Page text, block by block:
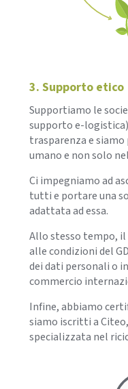
3. Supporto etico
Supportiamo le
supporto e-
trasparenza e
umano e non solo
Ci impegniamo ad
tutti e portare una
adattata ad essa.
Allo stesso tempo, il
alle condizioni del
dei dati personali o
commercio
Infine, abbiamo
siamo iscritti a
specializzata nel